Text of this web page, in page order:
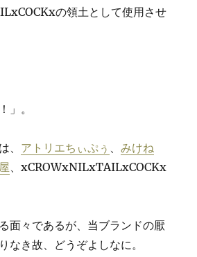
の領土として使用させ
」。
、 アトリエちぃぷぅ 、みけね
、xCROWxNILxTAILxCOCKx
面々であるが、当ブランドの厭
なき故、どうぞよしなに。